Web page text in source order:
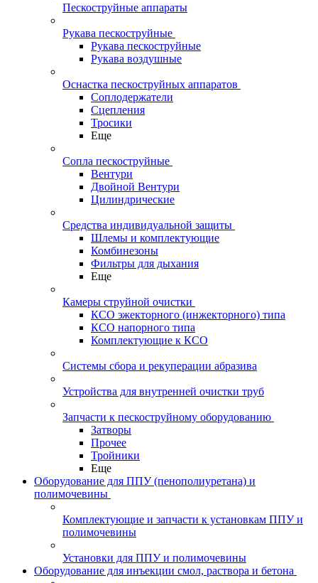
Пескоструйные аппараты
Рукава пескоструйные
Рукава пескоструйные
Рукава воздушные
Оснастка пескоструйных аппаратов
Соплодержатели
Сцепления
Тросики
Еще
Сопла пескоструйные
Вентури
Двойной Вентури
Цилиндрические
Средства индивидуальной защиты
Шлемы и комплектующие
Комбинезоны
Фильтры для дыхания
Еще
Камеры струйной очистки
КСО эжекторного (инжекторного) типа
КСО напорного типа
Комплектующие к КСО
Системы сбора и рекуперации абразива
Устройства для внутренней очистки труб
Запчасти к пескоструйному оборудованию
Затворы
Прочее
Тройники
Еще
Оборудование для ППУ (пенополиуретана) и
полимочевины
Комплектующие и запчасти к установкам ППУ и
полимочевины
Установки для ППУ и полимочевины
Оборудование для инъекции смол, раствора и бетона